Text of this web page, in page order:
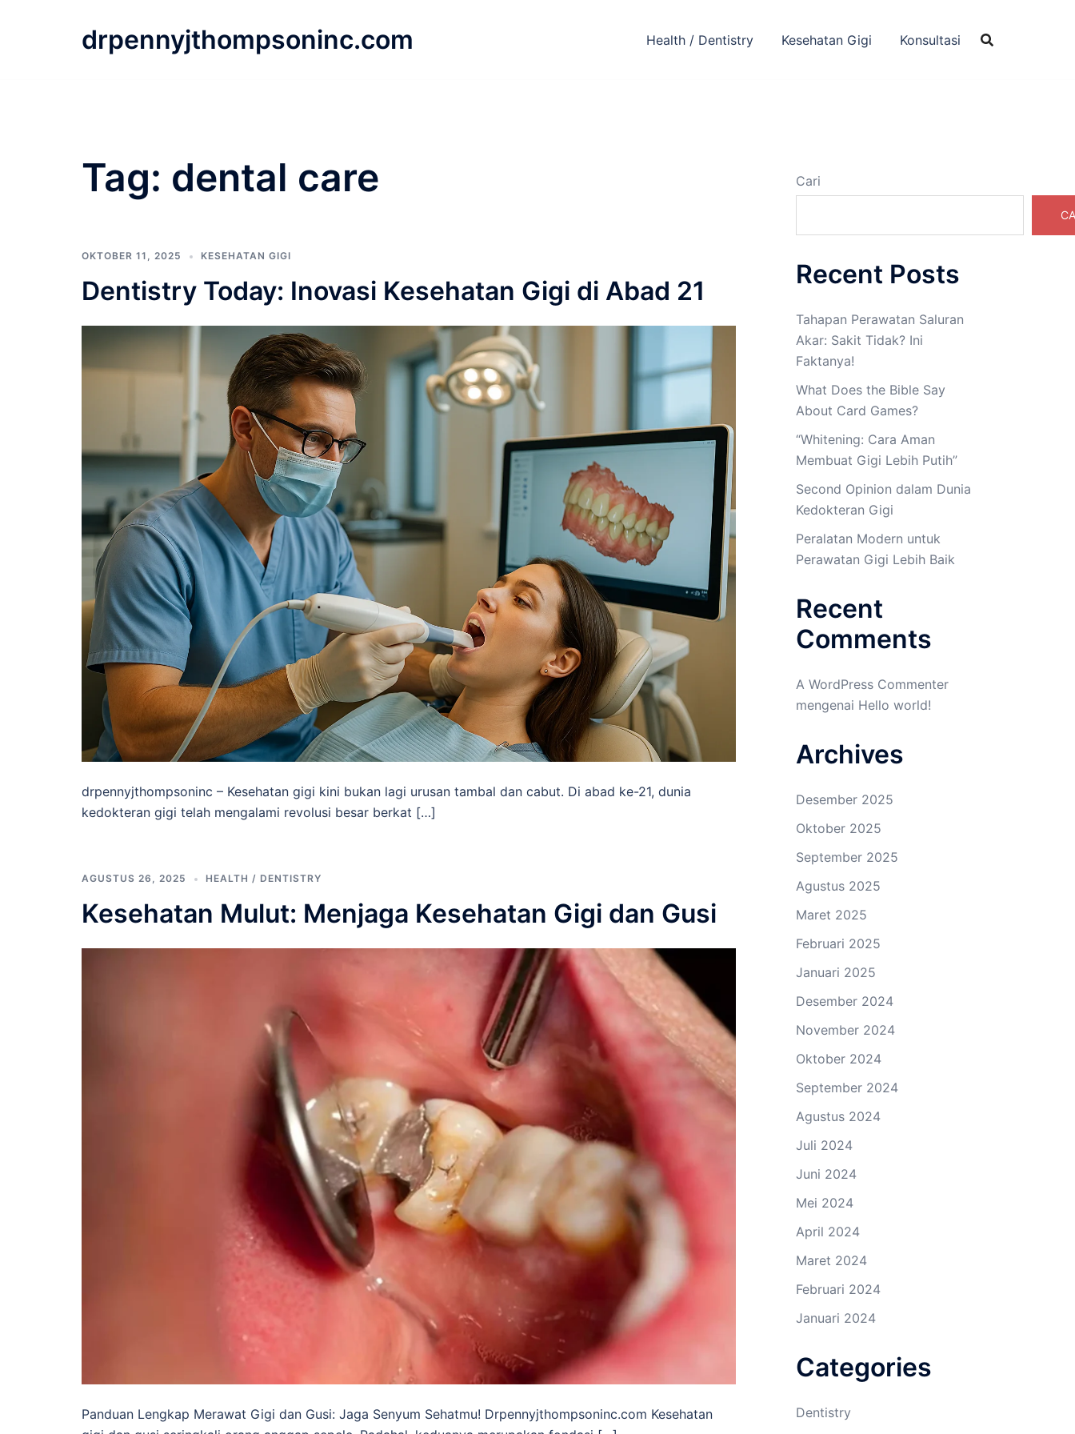
drpennyjthompsoninc.com Health / Dentistry Kesehatan Gigi Konsultasi
Tag: dental care
OKTOBER 11, 2025 KESEHATAN GIGI
Dentistry Today: Inovasi Kesehatan Gigi di Abad 21
drpennyjthompsoninc – Kesehatan gigi kini bukan lagi urusan tambal dan cabut. Di abad ke-21, dunia
kedokteran gigi telah mengalami revolusi besar berkat […]
AGUSTUS 26, 2025 HEALTH / DENTISTRY
Kesehatan Mulut: Menjaga Kesehatan Gigi dan Gusi
Panduan Lengkap Merawat Gigi dan Gusi: Jaga Senyum Sehatmu! Drpennyjthompsoninc.com Kesehatan
Cari
Recent Posts
Tahapan Perawatan Saluran
Akar: Sakit Tidak? Ini
Faktanya!
What Does the Bible Say
About Card Games?
“Whitening: Cara Aman
Membuat Gigi Lebih Putih”
Second Opinion dalam Dunia
Kedokteran Gigi
Peralatan Modern untuk
Perawatan Gigi Lebih Baik
Recent
Comments
A WordPress Commenter
mengenai Hello world!
Archives
Desember 2025
Oktober 2025
September 2025
Agustus 2025
Maret 2025
Februari 2025
Januari 2025
Desember 2024
November 2024
Oktober 2024
September 2024
Agustus 2024
Juli 2024
Juni 2024
Mei 2024
April 2024
Maret 2024
Februari 2024
Januari 2024
Categories
Dentistry